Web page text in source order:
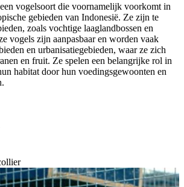
vogelsoort die voornamelijk voorkomt in
gebieden van Indonesië. Ze zijn te
zoals vochtige laaglandbossen en
vogels zijn aanpasbaar en worden vaak
en urbanisatiegebieden, waar ze zich
en fruit. Ze spelen een belangrijke rol in
habitat door hun voedingsgewoonten en